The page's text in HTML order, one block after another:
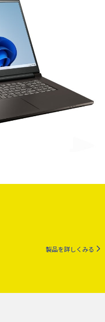
製品を詳しくみる